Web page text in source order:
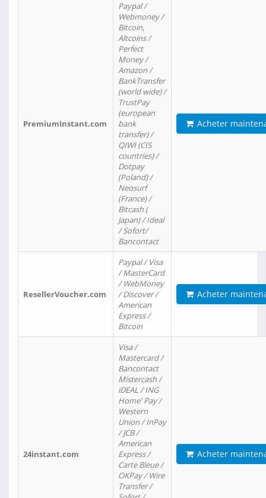
PremiumInstant.com
Paypal /
Webmoney /
Bitcoin,
Altcoins /
Perfect
Money /
Amazon /
BankTransfer
(world wide) /
TrustPay
(european
bank
transfer) /
QIWI (CIS
countries) /
Dotpay
(Poland) /
Neosurf
(France) /
Bitcash (
Japan) / Ideal
/ Sofort/
Bancontact
Acheter
ResellerVoucher.com
Paypal / Visa
/ MasterCard
/ WebMoney
/ Discover /
American
Express /
Bitcoin
Acheter
24instant.com
Visa /
Mastercard /
Bancontact
Mistercash /
iDEAL / ING
Home' Pay /
Western
Union / InPay
/ JCB /
American
Express /
Carte Bleue /
OKPay / Wire
Transfer /
Acheter